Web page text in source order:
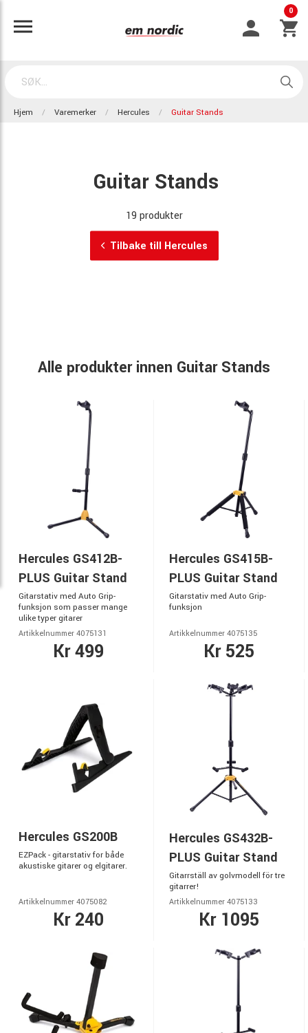
0
Hjem Varemerker Hercules Guitar Stands
Guitar Stands
19 produkter
Tilbake till Hercules
Alle produkter innen Guitar Stands
Hercules GS412B-
PLUS Guitar Stand
Gitarstativ med Auto Grip-
funksjon som passer mange
ulike typer gitarer
Artikkelnummer 4075131
Kr 499
Hercules GS415B-
PLUS Guitar Stand
Gitarstativ med Auto Grip-
funksjon
Artikkelnummer 4075135
Kr 525
Hercules GS200B
EZPack - gitarstativ for både
akustiske gitarer og elgitarer.
Artikkelnummer 4075082
Kr 240
Hercules GS432B-
PLUS Guitar Stand
Gitarrställ av golvmodell för tre
gitarrer!
Artikkelnummer 4075133
Kr 1095